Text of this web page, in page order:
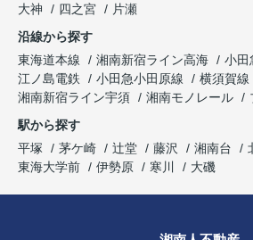
大神
四之宮
片瀬
沿線から探す
東海道本線
湘南新宿ライン高海 小田
江ノ島電鉄
小田急小田原線
横須賀線
湘南新宿ライン宇須
湘南モノレール
駅から探す
平塚
茅ケ崎 辻堂 藤沢 湘南台
東海大学前
伊勢原 寒川 大磯